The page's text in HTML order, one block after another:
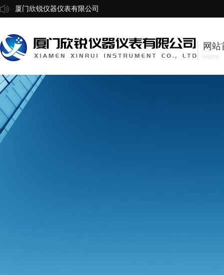
厦门欣锐仪器仪表有限公司
网站
Home